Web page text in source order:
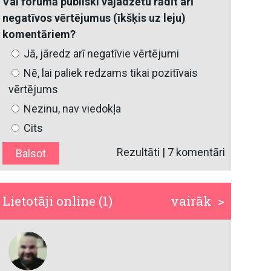
negatīvos vērtējumus (īkšķis uz leju)
komentāriem?
Jā, jāredz arī negatīvie vērtējumi
Nē, lai paliek redzams tikai pozitīvais
vērtējums
Nezinu, nav viedokļa
Cits
Rezultāti | 7 komentāri
vairāk >
Lietotāji online (1)